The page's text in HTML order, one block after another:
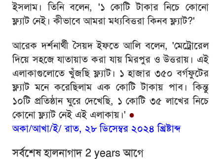
ইসলাম। তিনি বলেন, '১ কোটি টাকার নিচে কোনো
ফ্ল্যাট নেই। কীভাবে আমরা মধ্যবিত্তরা কিনব ফ্ল্যাট?'
আরেক দর্শনার্থী সৈয়দ ইফতে আলি বলেন, 'মেট্রোরেল
দিয়ে সহজে যাতায়াত করা যায় মিরপুর ও উত্তরায়। এই
এলাকাগুলোতে খুঁজছি ফ্ল্যাট। ১ হাজার ৩৫০ বর্গফুটের
ফ্ল্যাট মনে করেছিলাম এক কোটি টাকায় পাব। কিন্তু
১০টি প্রতিষ্ঠান ঘুরে দেখেছি, ১ কোটি ৩৫ লাখের নিচে
কোনো ফ্ল্যাট নেই এই এলাকায়।' ●
অকা/আখা/ই/ রাত, ২৮ ডিসেম্বর ২০২৪ খ্রিষ্টাব্দ
সর্বশেষ হালনাগাদ 2 years আগে